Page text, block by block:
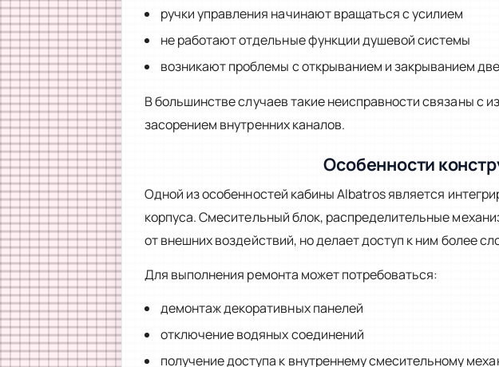
ручки управления начинают вращаться с усилием
не работают отдельные функции душевой системы
возникают проблемы с открыванием и закрыванием
В большинстве случаев такие неисправности связаны с
засорением внутренних каналов.
Особенности
Одной из особенностей кабины Albatros является
корпуса. Смесительный блок, распределительные
от внешних воздействий, но делает доступ к ним более
Для выполнения ремонта может потребоваться:
демонтаж декоративных панелей
отключение водяных соединений
получение доступа к внутреннему смесительному